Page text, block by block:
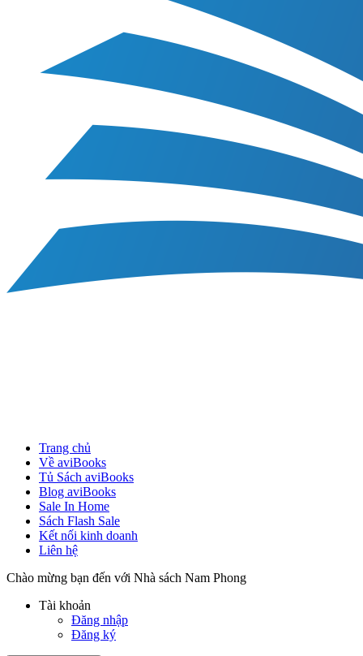
Trang chủ
Về aviBooks
Tủ Sách aviBooks
Blog aviBooks
Sale In Home
Sách Flash Sale
Kết nối kinh doanh
Liên hệ
Chào mừng bạn đến với Nhà sách Nam Phong
Tài khoản
Đăng nhập
Đăng ký